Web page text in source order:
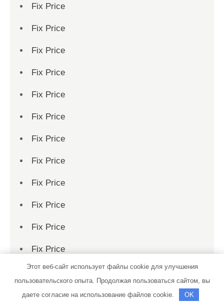
Fix Price
Fix Price
Fix Price
Fix Price
Fix Price
Fix Price
Fix Price
Fix Price
Fix Price
Fix Price
Fix Price
Fix Price
Fix Price
Fix Price
Этот веб-сайт использует файлы cookie для улучшения
пользовательского опыта. Продолжая пользоваться сайтом, вы
даете согласие на использование файлов cookie.
OK